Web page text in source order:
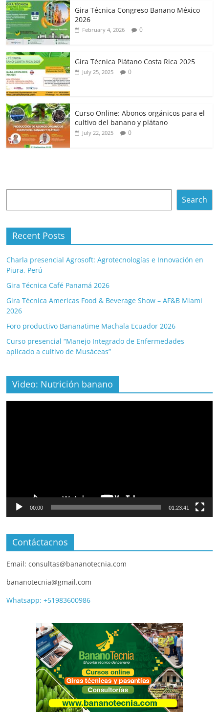
Gira Técnica Congreso Banano México
2026
February 4, 2026 0
Gira Técnica Plátano Costa Rica 2025
July 25, 2025 0
Curso Online: Abonos orgánicos para el
cultivo del banano y plátano
July 22, 2025 0
Search
Recent Posts
Charla presencial Agrosoft: Agrotecnologías e Innovación en
Piura, Perú
Gira Técnica Café Panamá 2026
Gira Técnica Americas Food & Beverage Show – AF&B Miami
2026
Foro productivo Bananatime Machala Ecuador 2026
Curso presencial “Manejo Integrado de Enfermedades
aplicado a cultivo de Musáceas”
Video: Nutrición banano
00:00 01:23:41
Contáctacnos
Email: consultas@bananotecnia.com
bananotecnia@gmail.com
Whatsapp: +51983600986